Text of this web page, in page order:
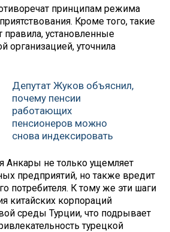
принципам режима
Кроме того, такие
установленные
организацией, уточнила
Депутат Жуков объяснил,
почему пенсии
работающих
пенсионеров можно
снова индексировать
Анкары не только ущемляет
предприятий, но также вредит
потребителя. К тому же эти шаги
китайских корпораций
среды Турции, что подрывает
турецкой